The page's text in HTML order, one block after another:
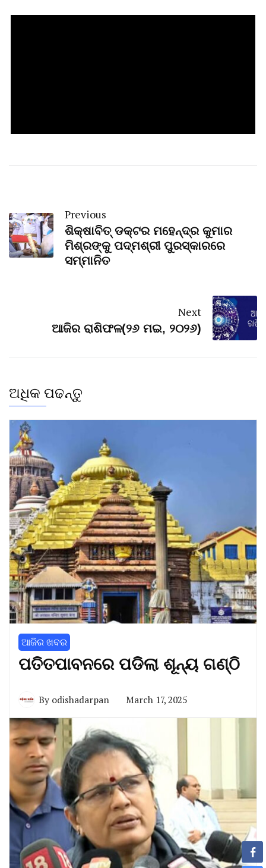
Previous
ଶିକ୍ଷାବିତ୍ ଡକ୍ଟର ମହେନ୍ଦ୍ର କୁମାର
ମିଶ୍ରଙ୍କୁ ପଦ୍ମଶ୍ରୀ ପୁରସ୍କାରରେ
ସମ୍ମାନିତ
Next
ଆଜିର ରାଶିଫଳ(୨୬ ମଇ, ୨୦୨୬)
ଅଧିକ ପଢନ୍ତୁ
ଆଜିର ଖବର
ପତିତପାବନରେ ପଡିଲା ଶୂନ୍ୟ ଗଣ୍ଠି
By odishadarpan March 17, 2025